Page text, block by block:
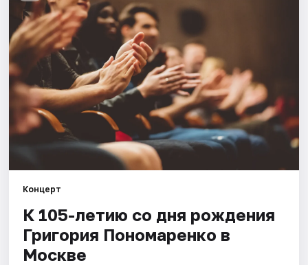
Выставки
Квесты
Экскурсии
Спорт
События
Площадки
Артисты
Концерт
К 105-летию со дня рождения
Григория Пономаренко в
Москве